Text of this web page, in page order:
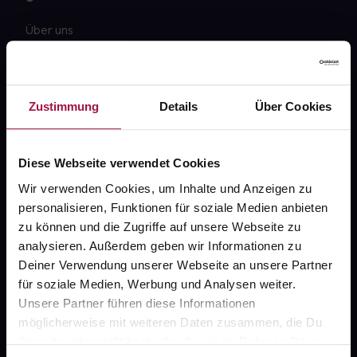
Zustimmung Details Über Cookies
Diese Webseite verwendet Cookies
Wir verwenden Cookies, um Inhalte und Anzeigen zu
personalisieren, Funktionen für soziale Medien anbieten
zu können und die Zugriffe auf unsere Webseite zu
analysieren. Außerdem geben wir Informationen zu
Deiner Verwendung unserer Webseite an unsere Partner
für soziale Medien, Werbung und Analysen weiter.
Unsere Partner führen diese Informationen
möglicherweise mit weiteren Daten zusammen, die Du
ihnen bereitgestellt hast oder die sie im Rahmen Deiner
Über uns
Newsletter
Sanitätshäuser
AGB
Impressum